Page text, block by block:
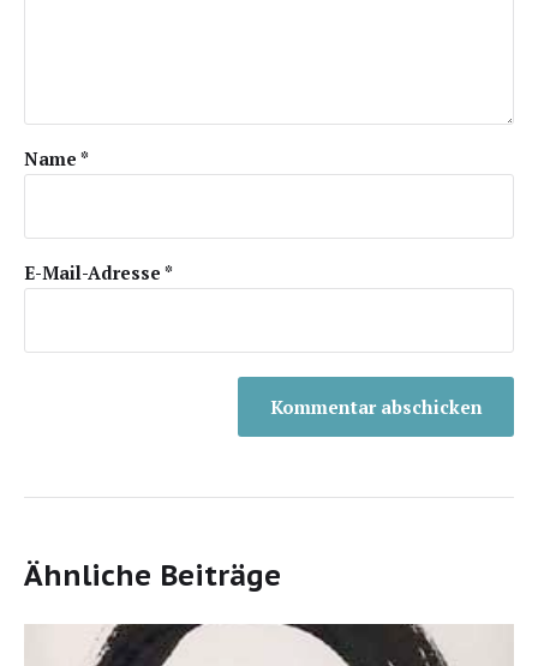
Name *
E-Mail-Adresse *
Ähnliche Beiträge